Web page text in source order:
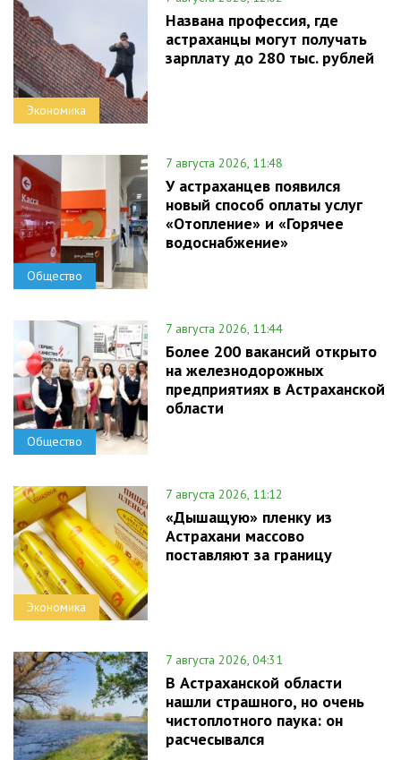
Экономика
Названа профессия, где
астраханцы могут получать
зарплату до 280 тыс. рублей
Общество
7 августа 2026, 11:48
У астраханцев появился
новый способ оплаты услуг
«Отопление» и «Горячее
водоснабжение»
Общество
7 августа 2026, 11:44
Более 200 вакансий открыто
на железнодорожных
предприятиях в Астраханской
области
Экономика
7 августа 2026, 11:12
«Дышащую» пленку из
Астрахани массово
поставляют за границу
7 августа 2026, 04:31
В Астраханской области
нашли страшного, но очень
чистоплотного паука: он
расчесывался